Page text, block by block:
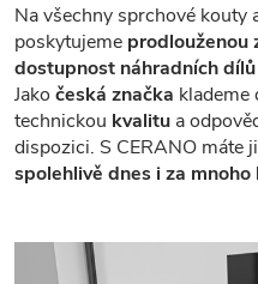
Na všechny sprchové kouty
poskytujeme prodlouženou
dostupnost náhradních
Jako česká značka klademe
technickou kvalitu a
dispozici. S CERANO máte
spolehlivě dnes i za mnoho